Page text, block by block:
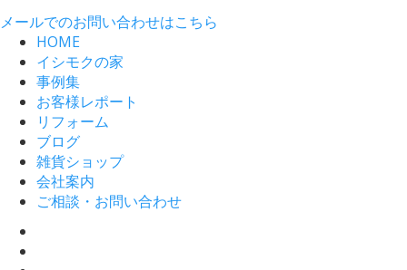
メールでのお問い合わせはこちら
HOME
イシモクの家
事例集
お客様レポート
リフォーム
ブログ
雑貨ショップ
会社案内
ご相談・お問い合わせ